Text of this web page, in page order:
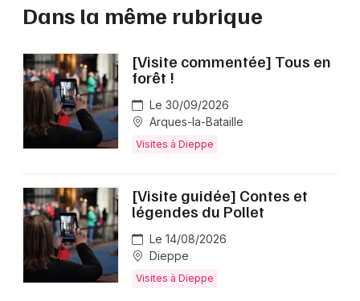
Dans la même rubrique
[Visite commentée] Tous en
forêt !
Le 30/09/2026
Arques-la-Bataille
Visites à Dieppe
[Visite guidée] Contes et
légendes du Pollet
Le 14/08/2026
Dieppe
Visites à Dieppe